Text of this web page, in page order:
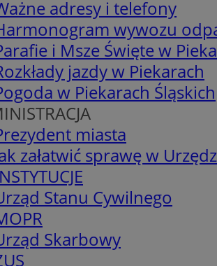
adresy i telefony
wywozu
i Msze Święte w
jazdy w Piekarach
w Piekarach Śląskich
miasta
załatwić sprawę w
Stanu Cywilnego
Skarbowy